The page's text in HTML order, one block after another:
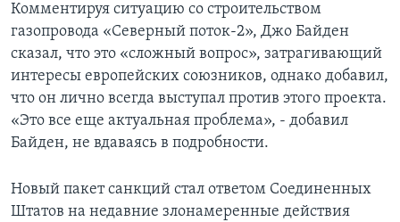
Комментируя ситуацию со строительством
газопровода «Северный поток-2», Джо Байден
сказал, что это «сложный вопрос», затрагивающий
интересы европейских союзников, однако добавил,
что он лично всегда выступал против этого проекта.
«Это все еще актуальная проблема», - добавил
Байден, не вдаваясь в подробности.
Новый пакет санкций стал ответом Соединенных
Штатов на недавние злонамеренные действия